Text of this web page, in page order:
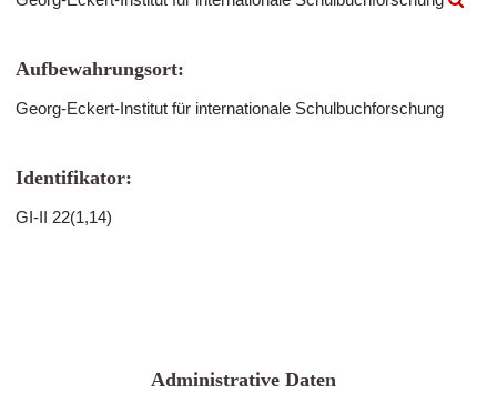
Aufbewahrungsort:
Georg-Eckert-Institut für internationale Schulbuchforschung
Identifikator:
GI-II 22(1,14)
Administrative Daten